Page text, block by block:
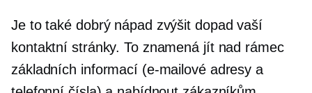
Je to také dobrý nápad zvýšit dopad vaší
kontaktní stránky. To znamená jít nad rámec
základních informací (e-mailové adresy a